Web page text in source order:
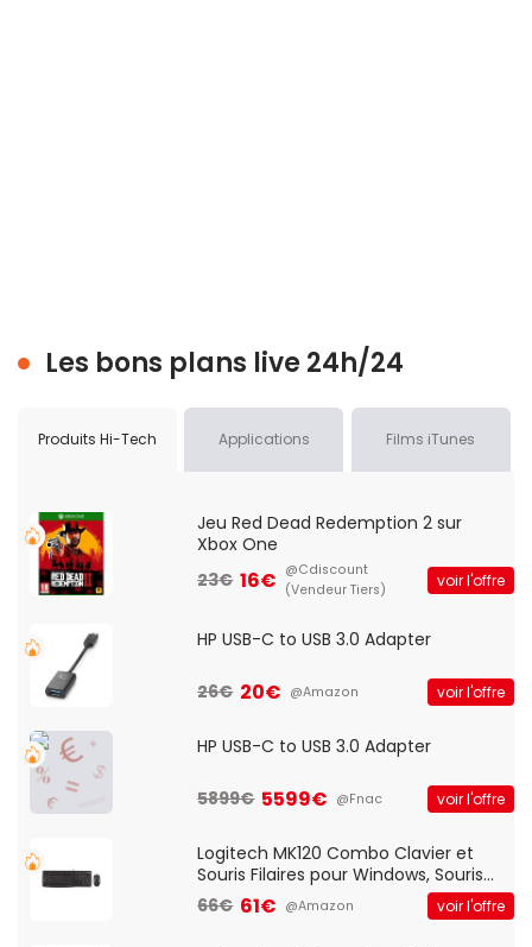
Les bons plans live 24h/24
Produits Hi-Tech Applications Films iTunes
Jeu Red Dead Redemption 2 sur
Xbox One
23€ 16€ @Cdiscount
(Vendeur Tiers)
voir l'offre
HP USB-C to USB 3.0 Adapter
26€ 20€ @Amazon voir l'offre
HP USB-C to USB 3.0 Adapter
5899€ 5599€ @Fnac voir l'offre
Logitech MK120 Combo Clavier et
Souris Filaires pour Windows, Souris
Optique Filaire, Connexion USB Plug
And Play, Confortable, Taille
66€ 61€ @Amazon voir l'offre